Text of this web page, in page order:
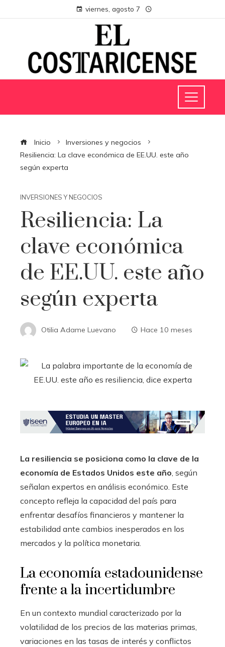
viernes, agosto 7
Inicio
Inversiones y negocios
Resiliencia: La clave económica de EE.UU. este año
según experta
INVERSIONES Y NEGOCIOS
Resiliencia: La
clave económica
de EE.UU. este año
según experta
Otilia Adame Luevano Hace 10 meses
La resiliencia se posiciona como la clave de la
economía de Estados Unidos este año, según
señalan expertos en análisis económico. Este
concepto refleja la capacidad del país para
enfrentar desafíos financieros y mantener la
estabilidad ante cambios inesperados en los
mercados y la política monetaria.
La economía estadounidense
frente a la incertidumbre
En un contexto mundial caracterizado por la
volatilidad de los precios de las materias primas,
variaciones en las tasas de interés y conflictos